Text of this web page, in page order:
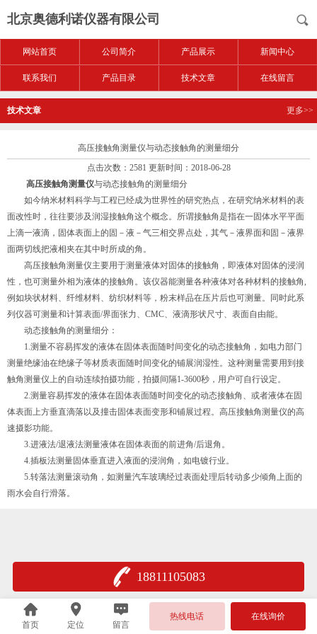
北京奥德利诺仪器有限公司
网站首页 公司简介 产品展示 新闻中心
联系我们 产品目录 技术文章 在线留言
技术文章 更多>>
高压接触角测量仪与动态接触角的测量细分
点击次数：2581 更新时间：2018-06-28
高压接触角测量仪与动态接触角的测量细分
如今纳米材料科学与工程已经成为世界性的研究热点，在研究纳米材料的表
面改性时，往往要涉及润湿接触角这个概念。所谓接触角是指在一固体水平平面
上滴一液滴，固体表面上的固－液－气三相交界点处，其气－液界面和固－液界
面两切线把液相夹在其中时所成的角。
高压接触角测量仪主要用于测量液体对固体的接触角，即液体对固体的浸润
性，也可测量外相为液体的接触角。该仪器能测量各种液体对各种材料的接触角,
例如块状材料、纤维材料、纺织材料等，粉末样品在压片后也可测量。同时此系
列仪器可测量和计算表面/界面张力、CMC、液滴形状尺寸、表面自由能。
动态接触角的测量细分：
1.测量不容易挥发的液体在固体表面随时间变化的动态接触角，如电力部门
测量绝缘油在绝缘子等材质表面随时间变化的铺展润湿性。这种测量需要用到接
触角测量仪上的自动连续拍摄功能，拍摄间隔1-3600秒，用户可自行设定。
2.测量容易挥发的液体在固体表面随时间变化的动态接触角、或者液体在固
体表面上方垂直滴落以及撞击固体表面变形和铺展过程。高压接触角测量仪的高
速摄影功能。
3.进液法/退液法测量液体在固体表面的前进角/后退角。
4.插板法测量固体垂直进入液面的浸润角，如电镀行业。
5.转落法测量滚动角，如测量汽车玻璃经过表面处理后转动多少倾角上面的
雨水会自行滑落。
18811105083
首页 定位 留言
热线电话 在线询价